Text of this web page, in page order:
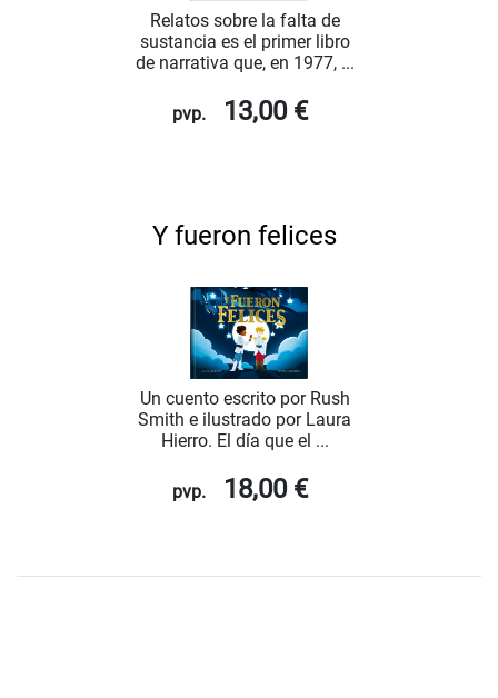
Relatos sobre la falta de
sustancia es el primer libro
de narrativa que, en 1977, ...
pvp. 13,00 €
Y fueron felices
Un cuento escrito por Rush
Smith e ilustrado por Laura
Hierro. El día que el ...
pvp. 18,00 €